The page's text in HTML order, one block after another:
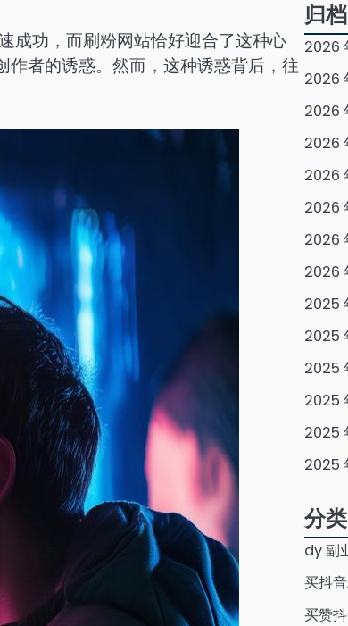
成功，而刷粉网站恰好迎合了这种心
作者的诱惑。然而，这种诱惑背后，往
归档
2026
2026
2026
2026
2026
2026
2026
2026
2025
2025
2025
2025
2025
2025
分类
dy 副
买抖
买赞